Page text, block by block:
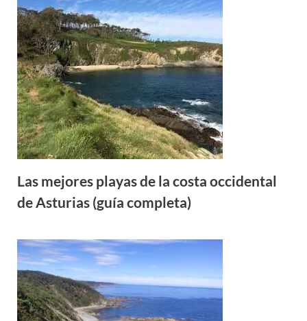
Las mejores playas de la costa occidental
de Asturias (guía completa)